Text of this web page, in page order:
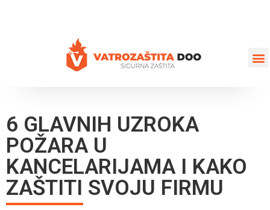
6 GLAVNIH UZROKA
POŽARA U
KANCELARIJAMA I KAKO
ZAŠTITI SVOJU FIRMU